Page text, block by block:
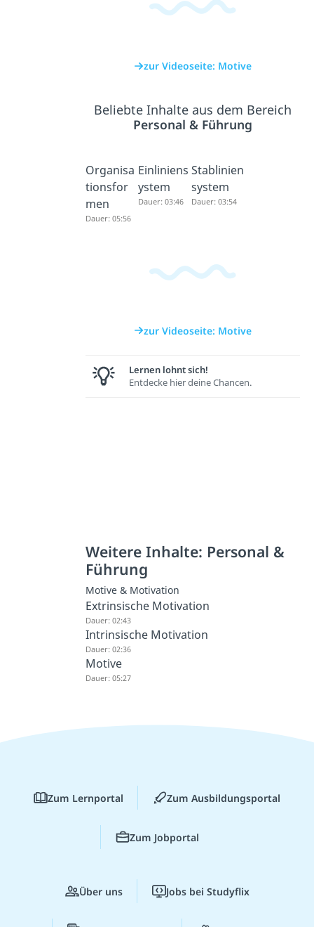
zur Videoseite: Motive
Beliebte Inhalte aus dem Bereich
Personal & Führung
Organisa
tionsfor
men
Dauer: 05:56
Einliniens
ystem
Dauer: 03:46
Stablinien
system
Dauer: 03:54
zur Videoseite: Motive
Lernen lohnt sich!
Entdecke hier deine Chancen.
Weitere Inhalte: Personal &
Führung
Motive & Motivation
Extrinsische Motivation
Dauer: 02:43
Intrinsische Motivation
Dauer: 02:36
Motive
Dauer: 05:27
Zum Lernportal Zum Ausbildungsportal
Zum Jobportal
Über uns Jobs bei Studyflix